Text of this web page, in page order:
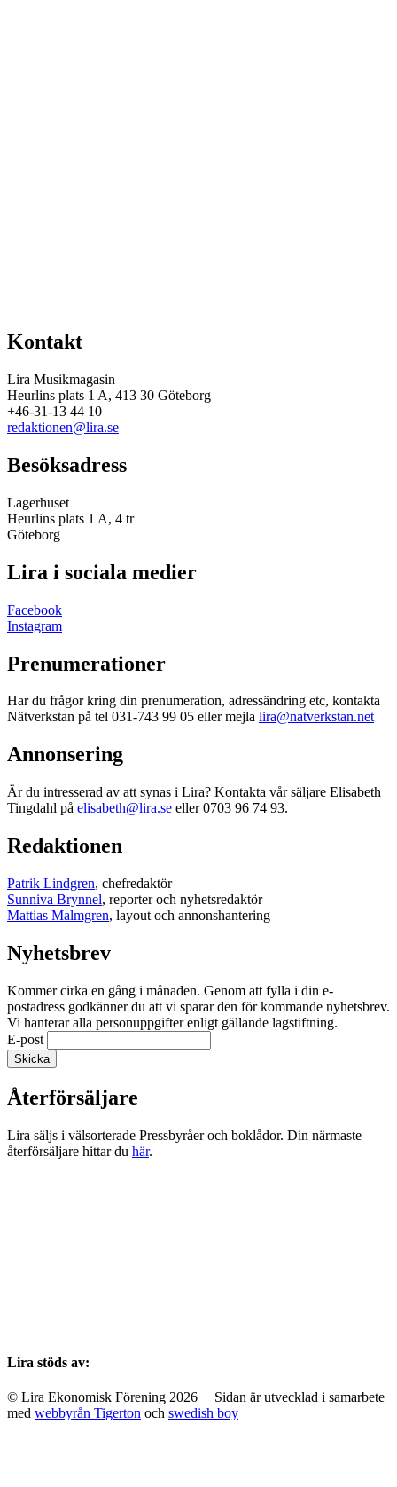
Kontakt
Lira Musikmagasin
Heurlins plats 1 A, 413 30 Göteborg
+46-31-13 44 10
redaktionen@lira.se
Besöksadress
Lagerhuset
Heurlins plats 1 A, 4 tr
Göteborg
Lira i sociala medier
Facebook
Instagram
Prenumerationer
Har du frågor kring din prenumeration, adressändring etc, kontakta
Nätverkstan på tel 031-743 99 05 eller mejla lira@natverkstan.net
Annonsering
Är du intresserad av att synas i Lira? Kontakta vår säljare Elisabeth
Tingdahl på elisabeth@lira.se eller 0703 96 74 93.
Redaktionen
Patrik Lindgren, chefredaktör
Sunniva Brynnel, reporter och nyhetsredaktör
Mattias Malmgren, layout och annonshantering
Nyhetsbrev
Kommer cirka en gång i månaden. Genom att fylla i din e-
postadress godkänner du att vi sparar den för kommande nyhetsbrev.
Vi hanterar alla personuppgifter enligt gällande lagstiftning.
E-post
Återförsäljare
Lira säljs i välsorterade Pressbyråer och boklådor. Din närmaste
återförsäljare hittar du här.
Lira stöds av:
© Lira Ekonomisk Förening 2026 | Sidan är utvecklad i samarbete
med webbyrån Tigerton och swedish boy